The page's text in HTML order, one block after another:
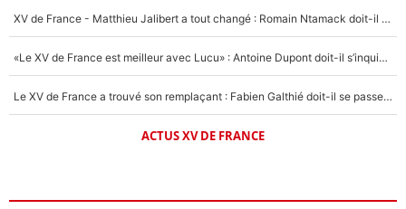
XV de France - Matthieu Jalibert a tout changé : Romain Ntamack doit-il s’inquiéter pour sa place à un an de la Coupe du monde ?
«Le XV de France est meilleur avec Lucu» : Antoine Dupont doit-il s’inquiéter pour sa place ?
Le XV de France a trouvé son remplaçant : Fabien Galthié doit-il se passer d'Antoine Dupont ?
ACTUS XV DE FRANCE